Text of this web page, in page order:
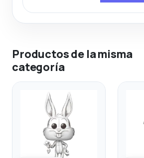
Productos de la misma
categoría